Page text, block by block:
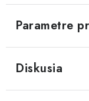
Parametre
Diskusia